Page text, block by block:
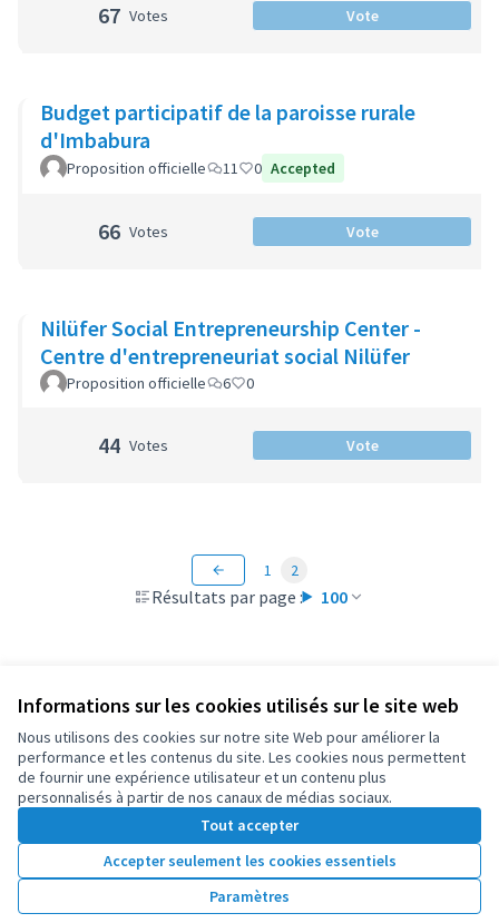
Informations sur les cookies utilisés sur le site web
Nous utilisons des cookies sur notre site Web pour améliorer la
performance et les contenus du site. Les cookies nous permettent
de fournir une expérience utilisateur et un contenu plus
personnalisés à partir de nos canaux de médias sociaux.
Tout accepter
Accepter seulement les cookies essentiels
Paramètres
67 Votes Vote
Budget participatif de la paroisse rurale
d'Imbabura
Proposition officielle 11 0 Accepted
66 Votes Vote
Nilüfer Social Entrepreneurship Center -
Centre d'entrepreneuriat social Nilüfer
Proposition officielle 6 0
44 Votes Vote
Résultats par page : 100
1 2
Conditions d'utilisation
Paramètres des cookies
OIDP sur X
(Lien externe)
OIDP sur Facebook
(Lien externe)
OIDP sur YouTube
(Lien externe)
Français
Choose languageChoisir la langueElegir el idioma
Site réalisé grâce aulogiciel libre Decidim .
Licence
(Lien